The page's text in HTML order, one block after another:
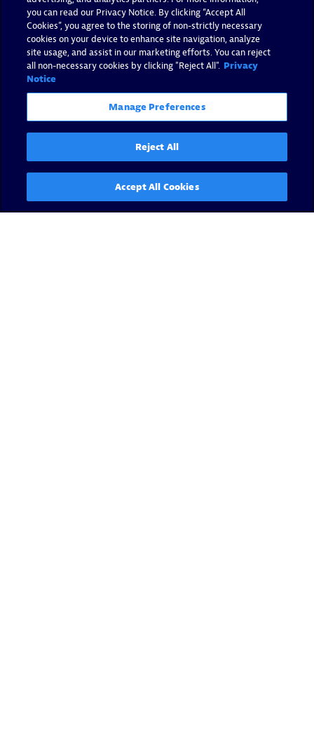
株式会社井之上パブリックリレーションズ
Dynatrace PR担当：岡崎、馬宮
Email:
you can read our Privacy Notice. By clicking “Accept All
Cookies”, you agree to the storing of non-strictly necessary
cookies on your device to enhance site navigation, analyze
site usage, and assist in our marketing efforts. You can reject
all non-necessary cookies by clicking "Reject All". Privacy
Notice
Manage Preferences
Reject All
Accept All Cookies